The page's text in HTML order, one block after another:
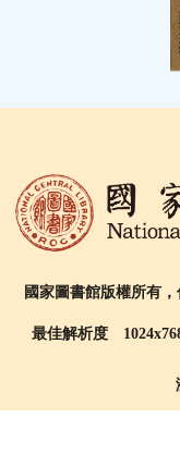
國家圖書館版權所有
最佳解析度